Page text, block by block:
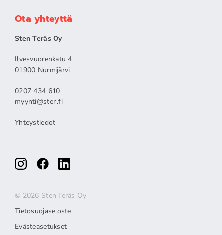
Ota yhteyttä
Sten Teräs Oy
Ilvesvuorenkatu 4
01900 Nurmijärvi
0207 434 610
myynti@sten.fi
Yhteystiedot
© 2026 Sten Teräs Oy
Tietosuojaseloste
Evästeasetukset